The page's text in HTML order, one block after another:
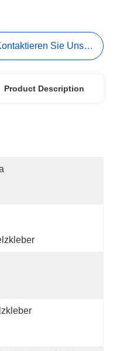
Sie Uns Jetzt
Product Description